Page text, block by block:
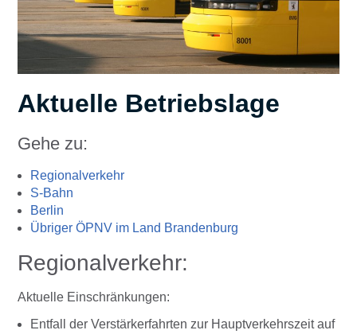
Aktuelle Betriebslage
Gehe zu:
Regionalverkehr
S-Bahn
Berlin
Übriger ÖPNV im Land Brandenburg
Regionalverkehr:
Aktuelle Einschränkungen:
Entfall der Verstärkerfahrten zur Hauptverkehrszeit auf